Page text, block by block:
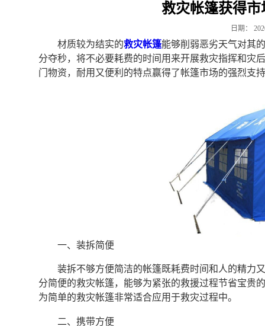
救灾帐篷获得
日期：
材质较为结实的救灾帐篷能够削弱恶劣天气对其
分夺秒，将不必要耗费的时间用来开展救灾指挥和灾
门物资，耐用又便利的特点赢得了帐篷市场的强烈支
一、装拆简便
装拆不够方便简洁的帐篷既耗费时间和人的精力
分简便的救灾帐篷，能够为紧张的救援过程节省宝贵
为简单的救灾帐篷非常适合应用于救灾过程中。
二、携带方便